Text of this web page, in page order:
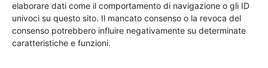
elaborare dati come il comportamento di navigazione o gli ID
univoci su questo sito. Il mancato consenso o la revoca del
consenso potrebbero influire negativamente su determinate
caratteristiche e funzioni.
Chi siamo I Nostri Clienti